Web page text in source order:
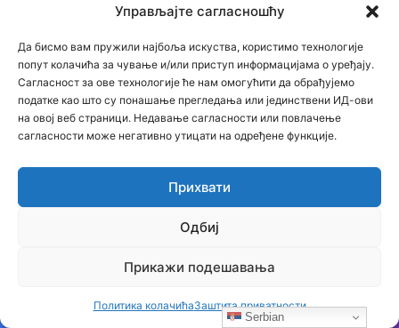
Управљајте сагласношћу
Да бисмо вам пружили најбоља искуства, користимо технологије
попут колачића за чување и/или приступ информацијама о уређају.
Сагласност за ове технологије ће нам омогућити да обрађујемо
податке као што су понашање прегледања или јединствени ИД-ови
на овој веб страници. Недавање сагласности или повлачење
сагласности може негативно утицати на одређене функције.
Прихвати
Одбиј
Прикажи подешавања
Политика колачићаЗаштита приватности
Усташе Хрвати Црна Гора
српска историја
Напомена
Неки чланци (текстови и фотографије) на овом порталу
преузети су са других сајтова и портала уз наведене изворе.
Уколико садрже нетачне наводе, вређају неког, или крше
нечија ауторска права – молимо Вас да нас о томе обавестите
ради уклањања спорног садржаја.
Контактирајте нас: bojanic73@gmail.com
Serbian